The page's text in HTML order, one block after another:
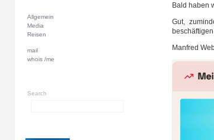
Bald haben
Gut,
Man­fred
Allgemein
Media
Reisen
mail
whois /me
Search